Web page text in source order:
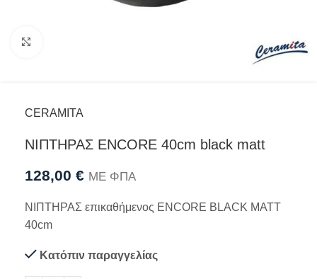
CERAMITA
ΝΙΠΤΗΡΑΣ ENCORE 40cm black matt
128,00 € ΜΕ ΦΠΑ
ΝΙΠΤΗΡΑΣ επικαθήμενος ENCORE BLACK MATT
40cm
Κατόπιν παραγγελίας